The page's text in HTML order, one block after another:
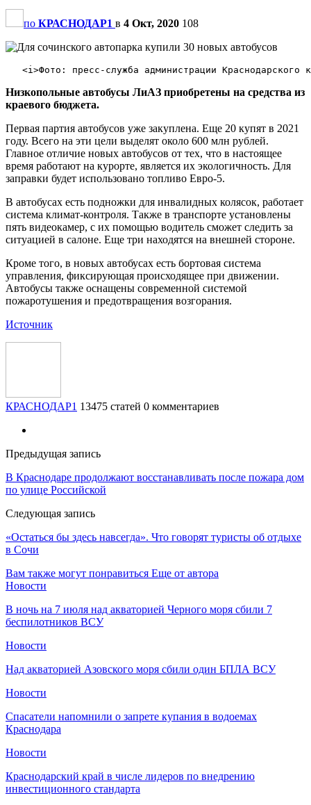
по КРАСНОДАР1 в 4 Окт, 2020 108
Низкопольные автобусы ЛиАЗ приобретены на средства из
краевого бюджета.
Первая партия автобусов уже закуплена. Еще 20 купят в 2021
году. Всего на эти цели выделят около 600 млн рублей.
Главное отличие новых автобусов от тех, что в настоящее
время работают на курорте, является их экологичность. Для
заправки будет использовано топливо Евро-5.
В автобусах есть подножки для инвалидных колясок, работает
система климат-контроля. Также в транспорте установлены
пять видеокамер, с их помощью водитель сможет следить за
ситуацией в салоне. Еще три находятся на внешней стороне.
Кроме того, в новых автобусах есть бортовая система
управления, фиксирующая происходящее при движении.
Автобусы также оснащены современной системой
пожаротушения и предотвращения возгорания.
Источник
КРАСНОДАР1 13475 статей 0 комментариев
Предыдущая запись
В Краснодаре продолжают восстанавливать после пожара дом
по улице Российской
Следующая запись
«Остаться бы здесь навсегда». Что говорят туристы об отдыхе
в Сочи
Вам также могут понравиться Еще от автора
Новости
В ночь на 7 июля над акваторией Черного моря сбили 7
беспилотников ВСУ
Новости
Над акваторией Азовского моря сбили один БПЛА ВСУ
Новости
Спасатели напомнили о запрете купания в водоемах
Краснодара
Новости
Краснодарский край в числе лидеров по внедрению
инвестиционного стандарта